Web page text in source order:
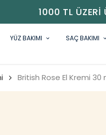
1000 TL ÜZERI
YÜZ BAKIMI SAÇ BAKIMI
British Rose El Kremi 30